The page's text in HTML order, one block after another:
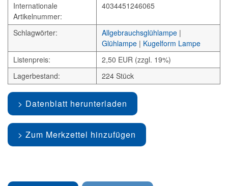
Internationale
Artikelnummer:
4034451246065
Schlagwörter: Allgebrauchsglühlampe |
Glühlampe | Kugelform Lampe
Listenpreis:
2,50 EUR (zzgl. 19%)
Lagerbestand:
224 Stück
Datenblatt herunterladen
Zum Merkzettel hinzufügen